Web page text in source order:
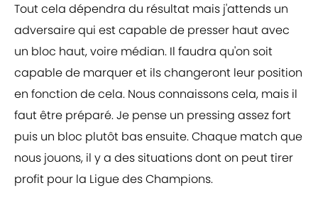
Tout cela dépendra du résultat mais j'attends un
adversaire qui est capable de presser haut avec
un bloc haut, voire médian. Il faudra qu'on soit
capable de marquer et ils changeront leur position
en fonction de cela. Nous connaissons cela, mais il
faut être préparé. Je pense un pressing assez fort
puis un bloc plutôt bas ensuite. Chaque match que
nous jouons, il y a des situations dont on peut tirer
profit pour la Ligue des Champions.